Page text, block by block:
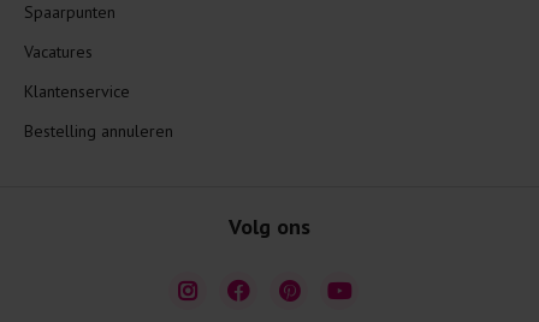
Spaarpunten
Vacatures
Klantenservice
Bestelling annuleren
Volg ons